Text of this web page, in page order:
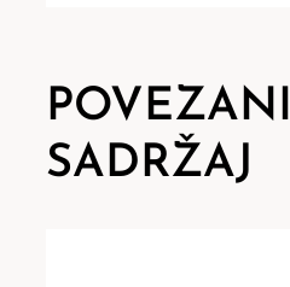
POVEZANI
SADRŽAJ